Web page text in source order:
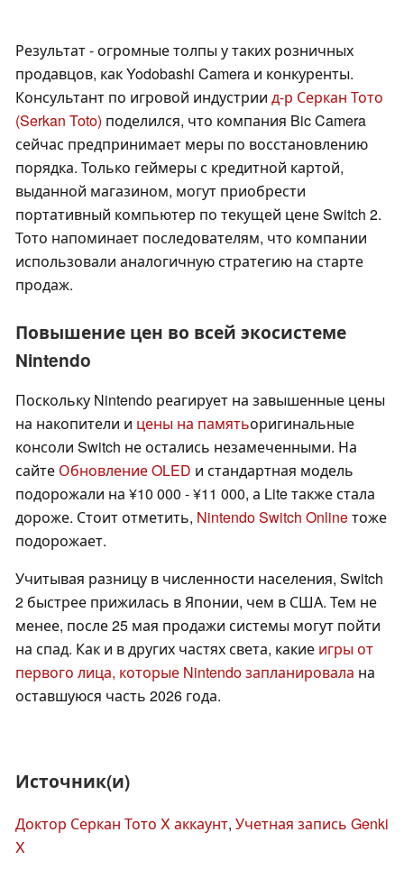
Результат - огромные толпы у таких розничных
продавцов, как Yodobashi Camera и конкуренты.
Консультант по игровой индустрии д-р Серкан Тото
(Serkan Toto) поделился, что компания Bic Camera
сейчас предпринимает меры по восстановлению
порядка. Только геймеры с кредитной картой,
выданной магазином, могут приобрести
портативный компьютер по текущей цене Switch 2.
Тото напоминает последователям, что компании
использовали аналогичную стратегию на старте
продаж.
Повышение цен во всей экосистеме
Nintendo
Поскольку Nintendo реагирует на завышенные цены
на накопители и цены на памятьоригинальные
консоли Switch не остались незамеченными. На
сайте Обновление OLED и стандартная модель
подорожали на ¥10 000 - ¥11 000, а Lite также стала
дороже. Стоит отметить, Nintendo Switch Onlineтоже
подорожает.
Учитывая разницу в численности населения, Switch
2 быстрее прижилась в Японии, чем в США. Тем не
менее, после 25 мая продажи системы могут пойти
на спад. Как и в других частях света, какие игры от
первого лица, которые Nintendo запланировала на
оставшуюся часть 2026 года.
Источник(и)
Доктор Серкан Тото X аккаунт, Учетная запись Genki
X